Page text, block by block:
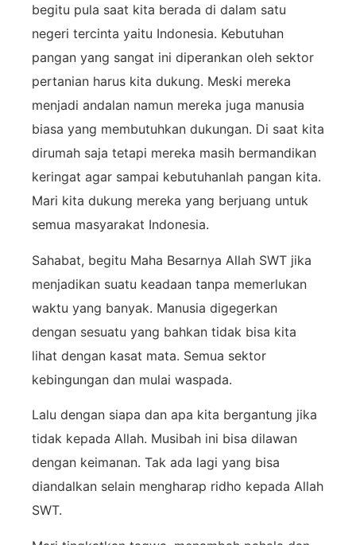
begitu pula saat kita berada di dalam satu
negeri tercinta yaitu Indonesia. Kebutuhan
pangan yang sangat ini diperankan oleh sektor
pertanian harus kita dukung. Meski mereka
menjadi andalan namun mereka juga manusia
biasa yang membutuhkan dukungan. Di saat kita
dirumah saja tetapi mereka masih bermandikan
keringat agar sampai kebutuhanlah pangan kita.
Mari kita dukung mereka yang berjuang untuk
semua masyarakat Indonesia.
Sahabat, begitu Maha Besarnya Allah SWT jika
menjadikan suatu keadaan tanpa memerlukan
waktu yang banyak. Manusia digegerkan
dengan sesuatu yang bahkan tidak bisa kita
lihat dengan kasat mata. Semua sektor
kebingungan dan mulai waspada.
Lalu dengan siapa dan apa kita bergantung jika
tidak kepada Allah. Musibah ini bisa dilawan
dengan keimanan. Tak ada lagi yang bisa
diandalkan selain mengharap ridho kepada Allah
SWT.